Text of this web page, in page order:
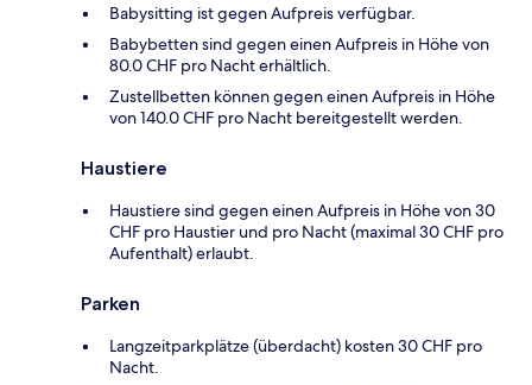
Babysitting ist gegen Aufpreis verfügbar.
Babybetten sind gegen einen Aufpreis in Höhe von
80.0 CHF pro Nacht erhältlich.
Zustellbetten können gegen einen Aufpreis in Höhe
von 140.0 CHF pro Nacht bereitgestellt werden.
Haustiere
Haustiere sind gegen einen Aufpreis in Höhe von 30
CHF pro Haustier und pro Nacht (maximal 30 CHF pro
Aufenthalt) erlaubt.
Parken
Langzeitparkplätze (überdacht) kosten 30 CHF pro
Nacht.